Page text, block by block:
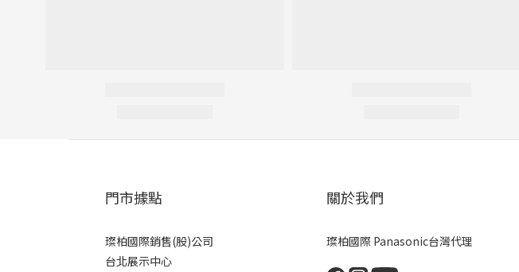
門市據點
璨柏國際銷售(股)公司
台北展示中心
關於我們
璨柏國際 Panasonic台灣代理